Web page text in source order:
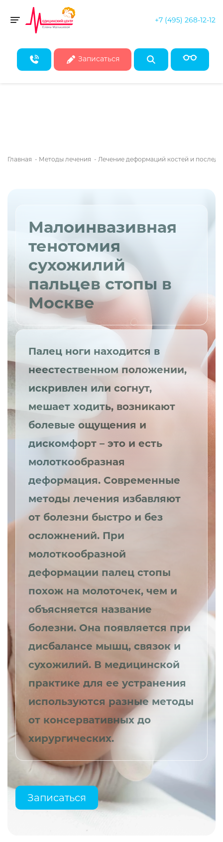
Toggle navigation +7 (495) 268-12-12
Записаться
Скидка 50% на все консультации врачей!*
августа
Главная - Методы лечения - Лечение деформаций костей и
Малоинвазивная
тенотомия
сухожилий
пальцев стопы в
Москве
Палец ноги находится в
неестественном положении,
искривлен или согнут,
мешает ходить, возникают
болевые ощущения и
дискомфорт – это и есть
молоткообразная
деформация. Современные
методы лечения избавляют
от болезни быстро и без
осложнений. При
молоткообразной
деформации палец стопы
похож на молоточек, чем и
объясняется название
болезни. Она появляется при
дисбалансе мышц, связок и
сухожилий. В медицинской
практике для ее устранения
используются разные методы
от консервативных до
хирургических.
Записаться